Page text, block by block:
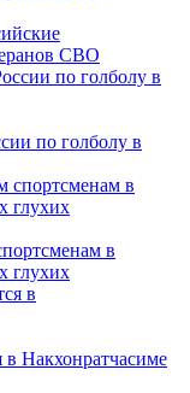
СВО
по голболу в
в
глухих
в Накхонратчасиме